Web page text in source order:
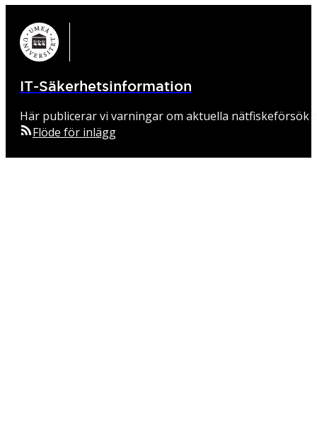
IT-Säkerhetsinformation
Här publicerar vi varningar om aktuella
Flöde för inlägg